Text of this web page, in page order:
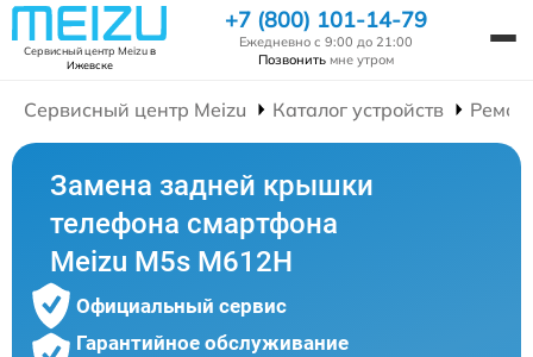
Сервисный центр Meizuв
Ижевске
+7 (800) 101-14-79
Ежедневно с 9:00 до 21:00
Позвонить мне утром
Сервисный центр Meizu Каталог устройств
Замена задней крышки
телефона смартфона
Meizu M5s M612H
Официальный сервис
Гарантийное обслуживание